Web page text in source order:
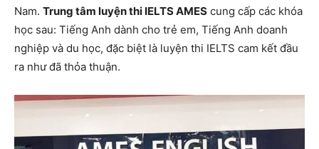
Nam. Trung tâm luyện thi IELTS AMES cung cấp các khóa
học sau: Tiếng Anh dành cho trẻ em, Tiếng Anh doanh
nghiệp và du học, đặc biệt là luyện thi IELTS cam kết đầu
ra như đã thỏa thuận.